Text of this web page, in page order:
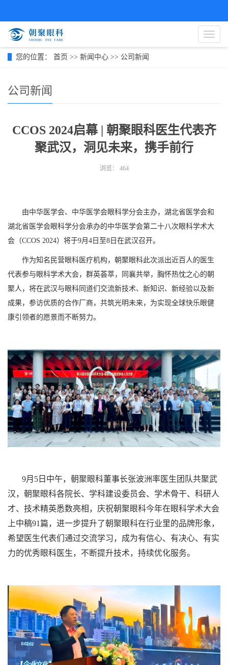
导
航
您的位置： 首页 >> 新闻中心 >> 公司新闻
公司新闻
CCOS 2024启幕 | 朝聚眼科医生代表齐
聚武汉，洞见未来，携手前行
浏览： 464
由中华医学会、中华医学会眼科学分会主办，湖北省医学会和
湖北省医学会眼科学分会承办的中华医学会第二十八次眼科学术大
会（CCOS 2024）将于9月4日至8日在武汉召开。
作为知名民营眼科医疗机构，朝聚眼科此次派出近百人的医生
代表参与眼科学术大会，群英荟萃，同襄共举，胸怀热忱之心的朝
聚人，将在武汉与眼科同道们交流新技术、新知识、新经验以及新
成果，参访优质的合作厂商，共筑光明未来，为实现全球快乐眼健
康引领者的愿景而不断努力。
9月5日中午，朝聚眼科董事长张波洲率医生团队共聚武
汉，朝聚眼科各院长、学科建设委员会、学术骨干、科研人
才、技术精英悉数亮相，庆祝朝聚眼科今年在眼科学术大会
上中稿91篇，进一步提升了朝聚眼科在行业里的品牌形象，
希望医生代表们通过交流学习，成为有信心、有决心、有实
力的优秀眼科医生，不断提升技术，持续优化服务。